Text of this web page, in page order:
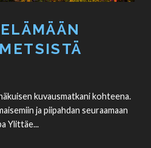
kuvausmatkani kohteena.
ja piipahdan seuraamaan
Ylittäe...